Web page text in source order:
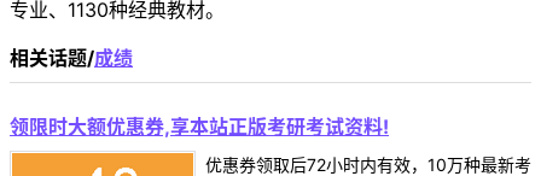
专业、1130种经典教材。
相关话题/成绩
领限时大额优惠券,享本站正版考研考试资料!
优惠券领取后72小时内有效，10万种最新考